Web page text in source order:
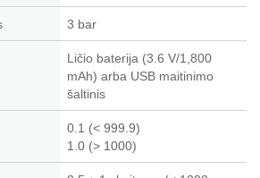
3 bar
Ličio baterija (3.6 V/1,800
mAh) arba USB maitinimo
šaltinis
0.1 (< 999.9)
1.0 (> 1000)